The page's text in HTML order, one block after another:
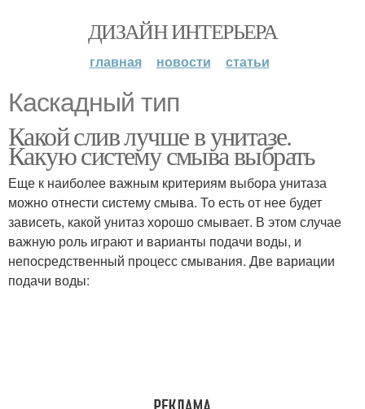
ДИЗАЙН ИНТЕРЬЕРА
главная новости статьи
Каскадный тип
Какой слив лучше в унитазе.
Какую систему смыва выбрать
Еще к наиболее важным критериям выбора унитаза
можно отнести систему смыва. То есть от нее будет
зависеть, какой унитаз хорошо смывает. В этом случае
важную роль играют и варианты подачи воды, и
непосредственный процесс смывания. Две вариации
подачи воды: